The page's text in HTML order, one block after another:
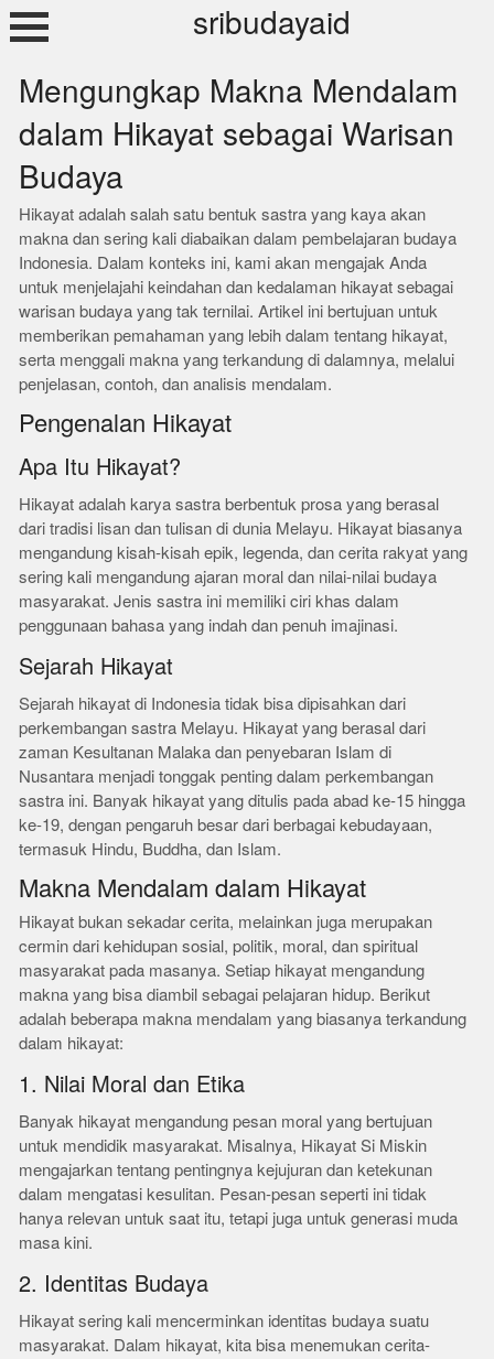
Skip
to
sribudayaid
Mengungkap Makna Mendalam
dalam Hikayat sebagai Warisan
Budaya
Hikayat adalah salah satu bentuk sastra yang kaya akan
makna dan sering kali diabaikan dalam pembelajaran budaya
Indonesia. Dalam konteks ini, kami akan mengajak Anda
untuk menjelajahi keindahan dan kedalaman hikayat sebagai
warisan budaya yang tak ternilai. Artikel ini bertujuan untuk
memberikan pemahaman yang lebih dalam tentang hikayat,
serta menggali makna yang terkandung di dalamnya, melalui
penjelasan, contoh, dan analisis mendalam.
Pengenalan Hikayat
Apa Itu Hikayat?
Hikayat adalah karya sastra berbentuk prosa yang berasal
dari tradisi lisan dan tulisan di dunia Melayu. Hikayat biasanya
mengandung kisah-kisah epik, legenda, dan cerita rakyat yang
sering kali mengandung ajaran moral dan nilai-nilai budaya
masyarakat. Jenis sastra ini memiliki ciri khas dalam
penggunaan bahasa yang indah dan penuh imajinasi.
Sejarah Hikayat
Sejarah hikayat di Indonesia tidak bisa dipisahkan dari
perkembangan sastra Melayu. Hikayat yang berasal dari
zaman Kesultanan Malaka dan penyebaran Islam di
Nusantara menjadi tonggak penting dalam perkembangan
sastra ini. Banyak hikayat yang ditulis pada abad ke-15 hingga
ke-19, dengan pengaruh besar dari berbagai kebudayaan,
termasuk Hindu, Buddha, dan Islam.
Makna Mendalam dalam Hikayat
Hikayat bukan sekadar cerita, melainkan juga merupakan
cermin dari kehidupan sosial, politik, moral, dan spiritual
masyarakat pada masanya. Setiap hikayat mengandung
makna yang bisa diambil sebagai pelajaran hidup. Berikut
adalah beberapa makna mendalam yang biasanya terkandung
dalam hikayat:
1. Nilai Moral dan Etika
Banyak hikayat mengandung pesan moral yang bertujuan
untuk mendidik masyarakat. Misalnya, Hikayat Si Miskin
mengajarkan tentang pentingnya kejujuran dan ketekunan
dalam mengatasi kesulitan. Pesan-pesan seperti ini tidak
hanya relevan untuk saat itu, tetapi juga untuk generasi muda
masa kini.
2. Identitas Budaya
Hikayat sering kali mencerminkan identitas budaya suatu
masyarakat. Dalam hikayat, kita bisa menemukan cerita-